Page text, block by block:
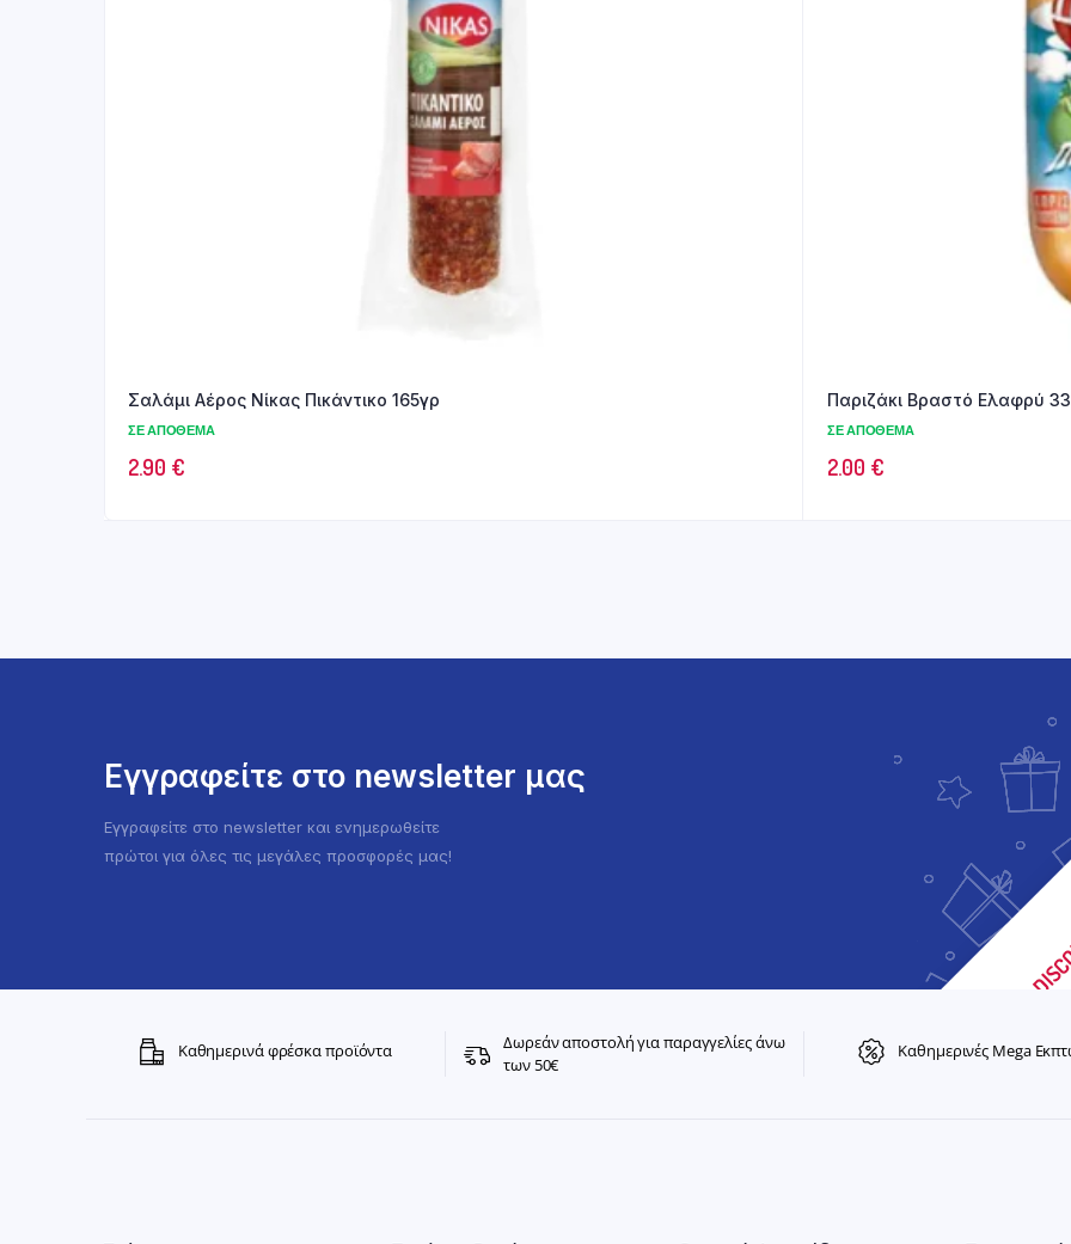
Σαλάμι Αέρος Νίκας Πικάντικο 165γρ
ΣΕ ΑΠΌΘΕΜΑ
2.90 €
Παριζάκι Βραστό Ελαφρύ
ΣΕ ΑΠΌΘΕΜΑ
2.00 €
Εγγραφείτε στο newsletter μας
Εγγραφείτε στο newsletter και ενημερωθείτε
πρώτοι για όλες τις μεγάλες προσφορές μας!
Καθημερινά φρέσκα προϊόντα
Δωρεάν αποστολή για παραγγελίες άνω
των 50€
Καθημερινές Mega